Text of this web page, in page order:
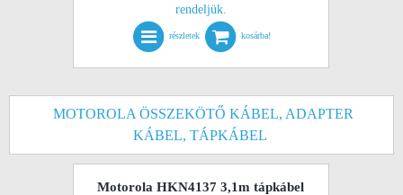
rendeljük.
részletek kosárba!
MOTOROLA ÖSSZEKÖTŐ KÁBEL, ADAPTER
KÁBEL, TÁPKÁBEL
Motorola HKN4137 3,1m tápkábel